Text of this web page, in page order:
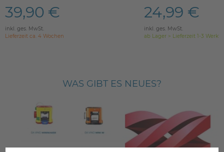
39,90 €
inkl. ges. MwSt.
Lieferzeit ca. 4 Wochen
24,99 €
inkl. ges. MwSt.
ab Lager > Lieferzeit 1-3
WAS GIBT ES NEUES?